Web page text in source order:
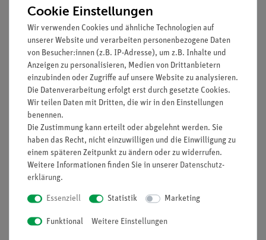
lichtstarke Halogenleuchte
einfaches Lehren durch Einsatz der Demo-Tafel
Physik
ideale Ergänzung zu analogen Schülerversuchen
durch direkt vergleichbare Geräte
Lieferumfang
Hafttafel mit Gestell,
magnetisch
02150-
00
1
V/50 W
20
Cookie Einstellungen
Wir verwenden Cookies und ähnliche Technologien auf
unserer Website und verarbeiten personenbezogene Daten
von Besucher:innen (z.B. IP-Adresse), um z.B. Inhalte und
Anzeigen zu personalisieren, Medien von Drittanbietern
einzubinden oder Zugriffe auf unsere Website zu analysieren.
Die Datenverarbeitung erfolgt erst durch gesetzte Cookies.
Wir teilen Daten mit Dritten, die wir in den Einstellungen
benennen.
Die Zustimmung kann erteilt oder abgelehnt werden. Sie
haben das Recht, nicht einzuwilligen und die Einwilligung zu
einem späteren Zeitpunkt zu ändern oder zu widerrufen.
Weitere Informationen finden Sie in unserer Daten­schutz­
erklärung.
Essenziell Statistik Marketing
Funktional Weitere Einstellungen